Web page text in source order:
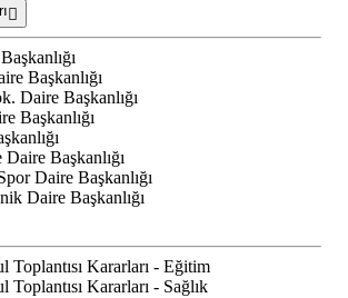
Başkanlığı
Daire Başkanlığı
Başkanlığı
Başkanlığı
Daire Başkanlığı
Daire Başkanlığı
Kararları - Eğitim
Kararları - Sağlık